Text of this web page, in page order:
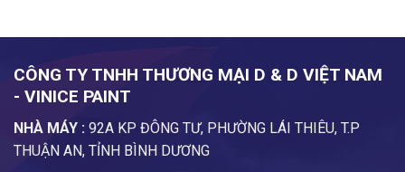
CÔNG TY TNHH THƯƠNG MẠI D & D VIỆT NAM
- VINICE PAINT
NHÀ MÁY : 92A KP ĐÔNG TƯ, PHƯỜNG LÁI THIÊU, T.P
THUẬN AN, TỈNH BÌNH DƯƠNG